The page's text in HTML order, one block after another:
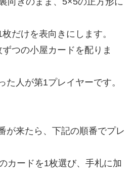
だけを表向きにします。
つの小屋カードを配りま
た人が第1プレイヤーです。
が来たら、下記の順番でプレ
カードを1枚選び、手札に加